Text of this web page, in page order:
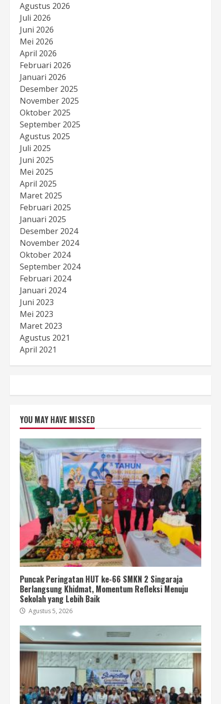
Agustus 2026
Juli 2026
Juni 2026
Mei 2026
April 2026
Februari 2026
Januari 2026
Desember 2025
November 2025
Oktober 2025
September 2025
Agustus 2025
Juli 2025
Juni 2025
Mei 2025
April 2025
Maret 2025
Februari 2025
Januari 2025
Desember 2024
November 2024
Oktober 2024
September 2024
Februari 2024
Januari 2024
Juni 2023
Mei 2023
Maret 2023
Agustus 2021
April 2021
YOU MAY HAVE MISSED
Puncak Peringatan HUT ke-66 SMKN 2 Singaraja
Berlangsung Khidmat, Momentum Refleksi Menuju
Sekolah yang Lebih Baik
Agustus 5, 2026